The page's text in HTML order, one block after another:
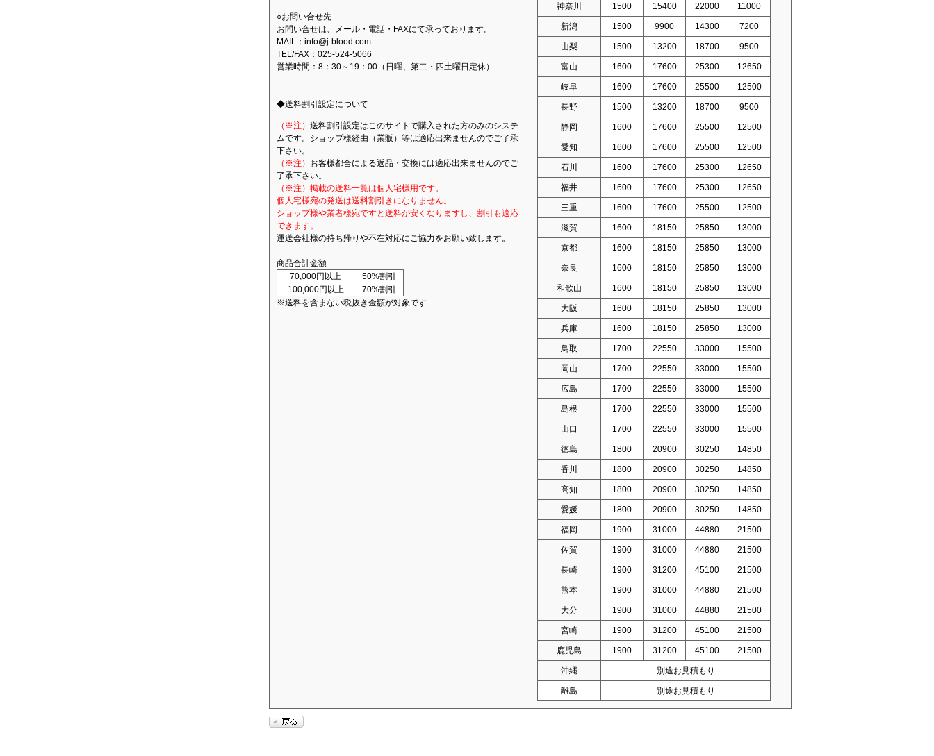
○お問い合せ先
お問い合せは、メール・電話・FAXにて承っております。
MAIL：info@j-blood.com
TEL/FAX：025-524-5066
営業時間：8：30～19：00（日曜、第二・四土曜日定休）
◆送料割引設定について
（※注） 送料割引設定はこのサイトで購入された方のみのシステ
ムです。ショップ様経由（業販）等は適応出来ませんのでご了承
下さい。
（※注） お客様都合による返品・交換には適応出来ませんのでご
了承下さい。
（※注）掲載の送料一覧は個人宅様用です。
個人宅様宛の発送は送料割引きになりません。
ショップ様や業者様宛ですと送料が安くなりますし、割引も適応
できます。
運送会社様の持ち帰りや不在対応にご協力をお願い致します。
商品合計金額
70,000円以上
50%割引
100,000円以上
70%割引
※送料を含まない税抜き金額が対象です
神奈川 1500 15400 22000 11000
新潟 1500 9900 14300 7200
山梨 1500 13200 18700 9500
富山 1600 17600 25300 12650
岐阜 1600 17600 25500 12500
長野 1500 13200 18700 9500
静岡 1600 17600 25500 12500
愛知 1600 17600 25500 12500
石川 1600 17600 25300 12650
福井 1600 17600 25300 12650
三重 1600 17600 25500 12500
滋賀 1600 18150 25850 13000
京都 1600 18150 25850 13000
奈良 1600 18150 25850 13000
和歌山 1600 18150 25850 13000
大阪 1600 18150 25850 13000
兵庫 1600 18150 25850 13000
鳥取 1700 22550 33000 15500
岡山 1700 22550 33000 15500
広島 1700 22550 33000 15500
島根 1700 22550 33000 15500
山口 1700 22550 33000 15500
徳島 1800 20900 30250 14850
香川 1800 20900 30250 14850
高知 1800 20900 30250 14850
愛媛 1800 20900 30250 14850
福岡 1900 31000 44880 21500
佐賀 1900 31000 44880 21500
長崎 1900 31200 45100 21500
熊本 1900 31000 44880 21500
大分 1900 31000 44880 21500
宮崎 1900 31200 45100 21500
鹿児島 1900 31200 45100 21500
沖縄 別途お見積もり
離島 別途お見積もり